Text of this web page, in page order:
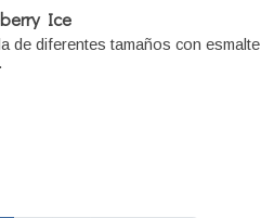
Ice
de diferentes tamaños con esmalte